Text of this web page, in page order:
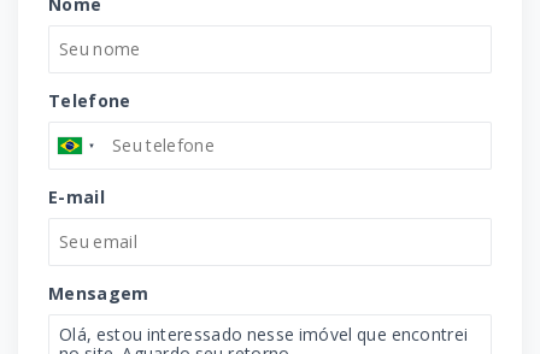
Nome
Telefone
E-mail
Mensagem